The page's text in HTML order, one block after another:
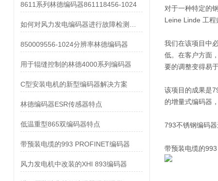
8611系列林德编码器861118456-1024
850009556-1024分辨率林德编码器
用于辊缝控制的林德4000系列编码器
C型安装电机的新型编码器解决方案
林德编码器ESR传感器特点
低温重型865双编码器特点
带预装电缆的993 PROFINET编码器
风力发电机中改装的XHI 893编码器
对于一种特定的
Leine Linde 工
我们在该项目中
低。在客户方面
要的调整变得易
该项目的成果是
的增量式编码器
793不锈钢编码
带预装电缆的